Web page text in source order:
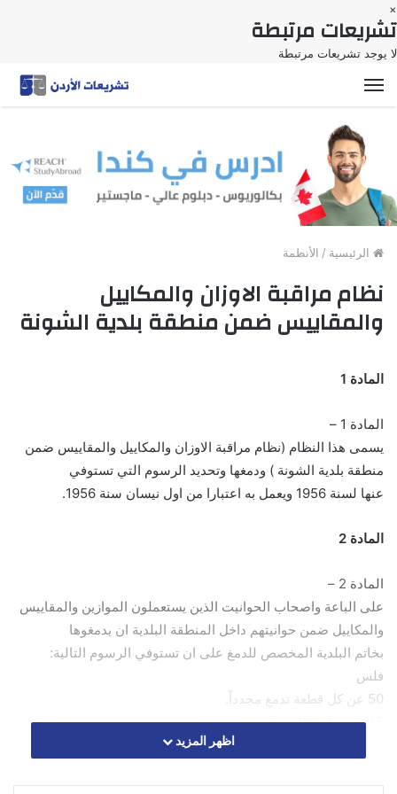
×
تشريعات مرتبطة
لا يوجد تشريعات مرتبطة
القائمة
الرئيسية / الأنظمة
نظام مراقبة الاوزان والمكاييل
والمقاييس ضمن منطقة بلدية الشونة
المادة 1
المادة 1 –
يسمى هذا النظام (نظام مراقبة الاوزان والمكاييل والمقاييس ضمن
منطقة بلدية الشونة ) ودمغها وتحديد الرسوم التي تستوفي
عنها لسنة 1956 ويعمل به اعتبارا من اول نيسان سنة 1956.
المادة 2
المادة 2 –
على الباعة واصحاب الحوانيت الذين يستعملون الموازين والمقاييس
والمكاييل ضمن حوانيتهم داخل المنطقة البلدية ان يدمغوها
بخاتم البلدية المخصص للدمغ على ان تستوفي الرسوم التالية:
فلس
50 عن كل قطعة تدمغ مجدداً.
اما الباعة المتجولون الذين ليس لهم اماكن مخصصة لتعاطي
اظهر المزيد